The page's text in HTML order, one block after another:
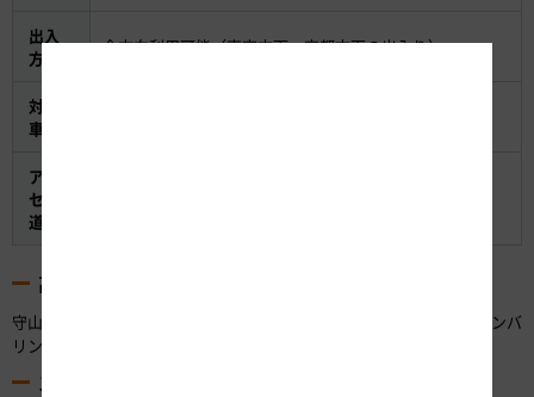
出入
方向
全方向利用可能（東京方面、京都方面の出入り）
対応
車種
アク
セス
道路
高速道路ナンバリング標識の設置
守山スマートICは、わかりやすい道案内の実現に向けて、高速道路ナンバ
リング標識を設置します。
スマートIC利用上の注意点